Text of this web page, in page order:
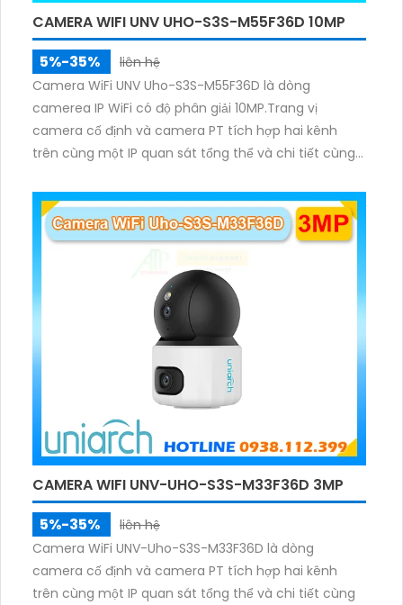
CAMERA WIFI UNV UHO-S3S-M55F36D 10MP
5%-35%
liên hệ
Camera WiFi UNV Uho-S3S-M55F36D là dòng
camerea IP WiFi có độ phân giải 10MP.Trang vị
camera cố định và camera PT tích hợp hai kênh
trên cùng một IP quan sát tổng thể và chi tiết cùng
ánh sáng. Kết hợp hồng ngoại và đèn ấm cho hình
ảnh có màu trong nhiều điều kiện khác nhau trong
phạm vi 3m.
CAMERA WIFI UNV-UHO-S3S-M33F36D 3MP
5%-35%
liên hệ
Camera WiFi UNV-Uho-S3S-M33F36D là dòng
camera cố định và camera PT tích hợp hai kênh
trên cùng một IP quan sát tổng thể và chi tiết cùng